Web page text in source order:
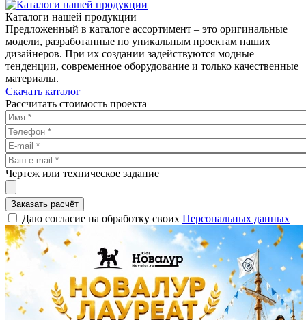
Каталоги нашей продукции
Предложенный в каталоге ассортимент – это оригинальные
модели, разработанные по уникальным проектам наших
дизайнеров. При их создании задействуются модные
тенденции, современное оборудование и только качественные
материалы.
Скачать каталог
Рассчитать стоимость проекта
Чертеж или техническое задание
Заказать расчёт
Даю согласие на обработку своих Персональных данных